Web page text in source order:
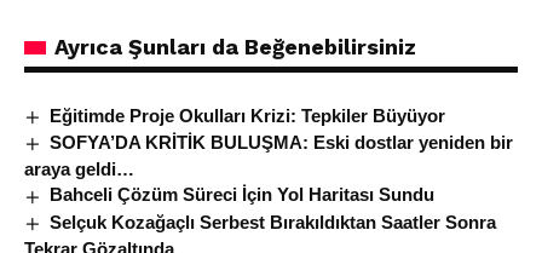
Ayrıca Şunları da Beğenebilirsiniz
Eğitimde Proje Okulları Krizi: Tepkiler Büyüyor
SOFYA’DA KRİTİK BULUŞMA: Eski dostlar yeniden bir
araya geldi…
Bahceli Çözüm Süreci İçin Yol Haritası Sundu
Selçuk Kozağaçlı Serbest Bırakıldıktan Saatler Sonra
Tekrar Gözaltında